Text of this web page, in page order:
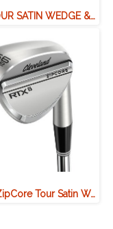
RTZ TOUR SATIN WEDGE & BLACK SATIN WEDGE
RTX 6 ZipCore Tour Satin Wedge